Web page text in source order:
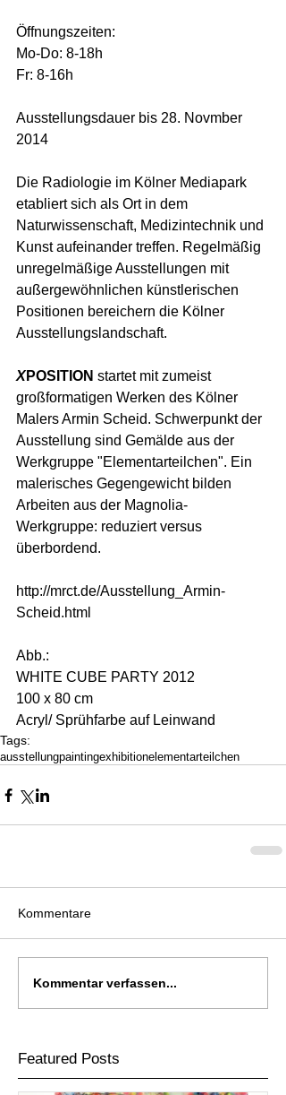
Öffnungszeiten:
Mo-Do: 8-18h
Fr: 8-16h
Ausstellungsdauer bis 28. Novmber
2014
Die Radiologie im Kölner Mediapark
etabliert sich als Ort in dem
Naturwissenschaft, Medizintechnik und
Kunst aufeinander treffen. Regelmäßig
unregelmäßige Ausstellungen mit
außergewöhnlichen künstlerischen
Positionen bereichern die Kölner
Ausstellungslandschaft.
XPOSITION startet mit zumeist
großformatigen Werken des Kölner
Malers Armin Scheid. Schwerpunkt der
Ausstellung sind Gemälde aus der
Werkgruppe "Elementarteilchen". Ein
malerisches Gegengewicht bilden
Arbeiten aus der Magnolia-
Werkgruppe: reduziert versus
überbordend.
http://mrct.de/Ausstellung_Armin-
Scheid.html
Abb.:
WHITE CUBE PARTY 2012
100 x 80 cm
Acryl/ Sprühfarbe auf Leinwand
Tags:
ausstellungpaintingexhibitionelementarteilchen
Kommentare
Kommentar verfassen...
Featured Posts